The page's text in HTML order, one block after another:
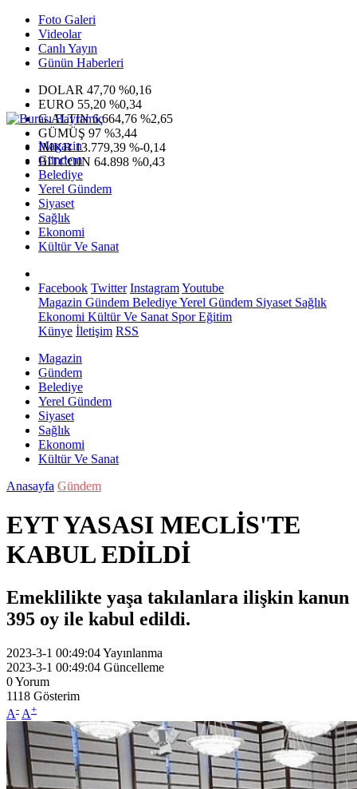
Foto Galeri
Videolar
Canlı Yayın
Günün Haberleri
DOLAR 47,70 %0,16
EURO 55,20 %0,34
G.ALTIN6.664,76 %2,65
GÜMÜŞ 97 %3,44
IMKB13.779,39 %-0,14
BITCOIN 64.898 %0,43
Magazin
Gündem
Belediye
Yerel Gündem
Siyaset
Sağlık
Ekonomi
Kültür Ve Sanat
Facebook Twitter InstagramYoutube
Magazin Gündem BelediyeYerel Gündem Siyaset Sağlık
Ekonomi Kültür Ve Sanat SporEğitim
Künye İletişim RSS
Magazin
Gündem
Belediye
Yerel Gündem
Siyaset
Sağlık
Ekonomi
Kültür Ve Sanat
Anasayfa Gündem
EYT YASASI MECLİS'TE
KABUL EDİLDİ
Emeklilikte yaşa takılanlara ilişkin kanun
395 oy ile kabul edildi.
2023-3-1 00:49:04Yayınlanma
2023-3-1 00:49:04 Güncelleme
0Yorum
1118 Gösterim
A- A+